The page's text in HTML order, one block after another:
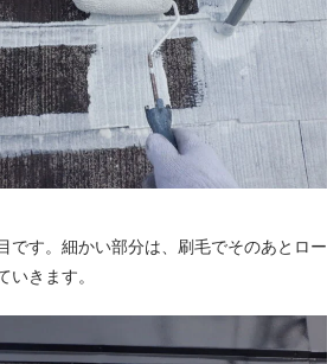
です。細かい部分は、刷毛でそのあとロー
いきます。